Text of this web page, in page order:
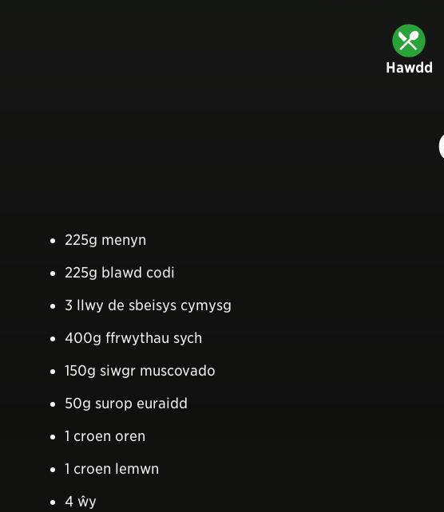
Hawdd
225g menyn
225g blawd codi
3 llwy de sbeisys cymysg
400g ffrwythau sych
150g siwgr muscovado
50g surop euraidd
1 croen oren
1 croen lemwn
4 ŵy